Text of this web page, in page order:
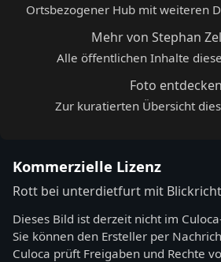
Ortsbezogener Hub mit weiteren
Mehr von Stephan
Alle öffentlichen Inhalte
Foto entdecken
Zur kuratierten Übersicht
Kommerzielle Lizenz
Rott bei unterdietfurt mit
Dieses Bild ist derzeit nicht im
Sie können den Ersteller per
Culoca prüft Freigaben und Rechte